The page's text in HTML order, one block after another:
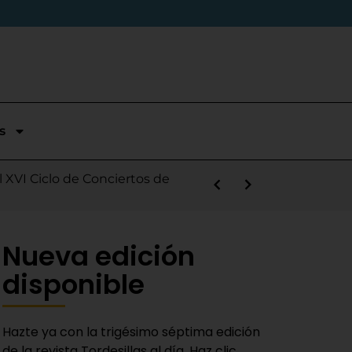
temporada en Segunda
Nieves
Ciclo de Conciertos de
sábado
la salida de Víctor Alonso
Fiestas del Novillo
Bravas y logra un puesto
adaptado a la actualidad»
Nueva edición
disponible
Hazte ya con la trigésimo séptima edición